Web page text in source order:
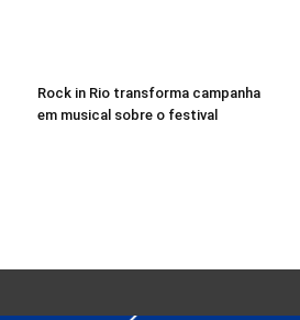
Rock in Rio transforma campanha
em musical sobre o festival